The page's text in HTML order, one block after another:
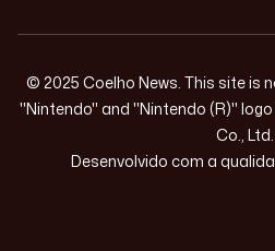
© 2025 Coelho News. This site is
"Nintendo" and "Nintendo (R)"
Co., Ltd.
Desenvolvido com a